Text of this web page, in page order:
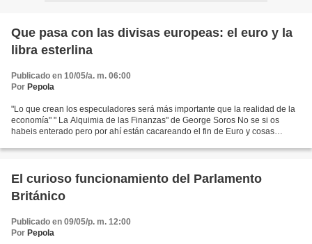
Que pasa con las divisas europeas: el euro y la
libra esterlina
Publicado en 10/05/a. m. 06:00
Por Pepola
"Lo que crean los especuladores será más importante que la realidad de la
economía" " La Alquimia de las Finanzas" de George Soros No se si os
habeis enterado pero por ahí están cacareando el fin de Euro y cosas
El curioso funcionamiento del Parlamento
Británico
Publicado en 09/05/p. m. 12:00
Por Pepola